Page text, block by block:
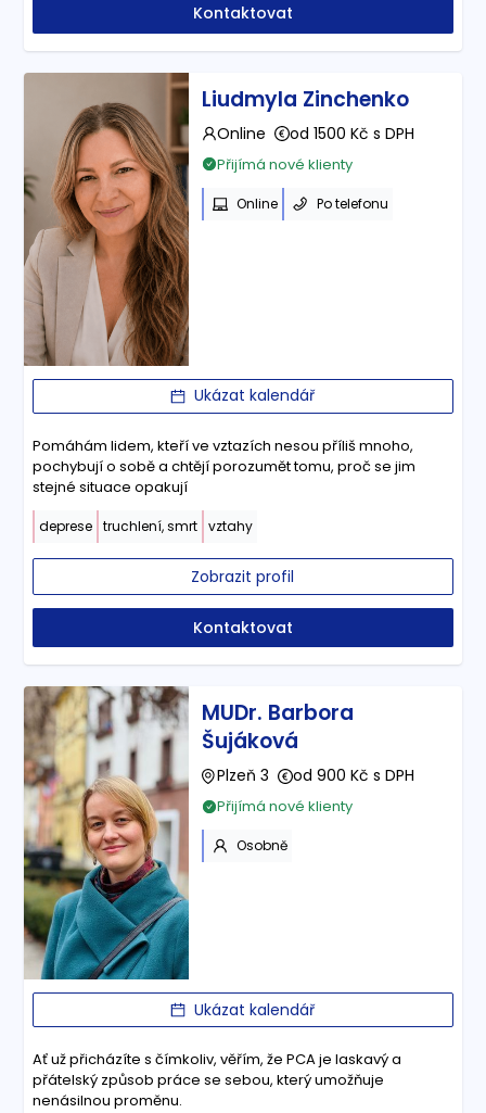
Kontaktovat
Liudmyla Zinchenko
Online od 1500 Kč s DPH
Přijímá nové klienty
Online Po telefonu
Ukázat kalendář
Pomáhám lidem, kteří ve vztazích nesou příliš mnoho,
pochybují o sobě a chtějí porozumět tomu, proč se jim
stejné situace opakují
deprese truchlení, smrt vztahy
Zobrazit profil
Kontaktovat
MUDr. Barbora
Šujáková
Plzeň 3 od 900 Kč s DPH
Přijímá nové klienty
Osobně
Ukázat kalendář
Ať už přicházíte s čímkoliv, věřím, že PCA je laskavý a
přátelský způsob práce se sebou, který umožňuje
nenásilnou proměnu.